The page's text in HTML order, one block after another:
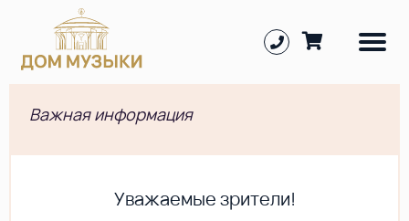
Важная информация
Уважаемые зрители!